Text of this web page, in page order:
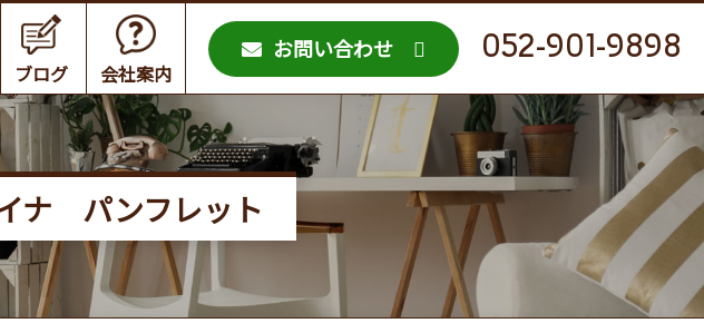
ブログ 会社案内
お問い合わせ 052-901-9898
ナ パンフレット